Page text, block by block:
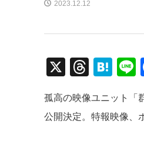
2023.12.12
X
T
e
a
H
e
n
孤高の映像ユニット「
公開決定。特報映像、